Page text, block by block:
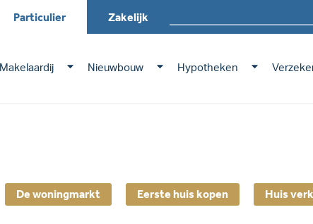
Particulier Zakelijk
Makelaardij Nieuwbouw Hypotheken
De woningmarkt Eerste huis kopen Huis